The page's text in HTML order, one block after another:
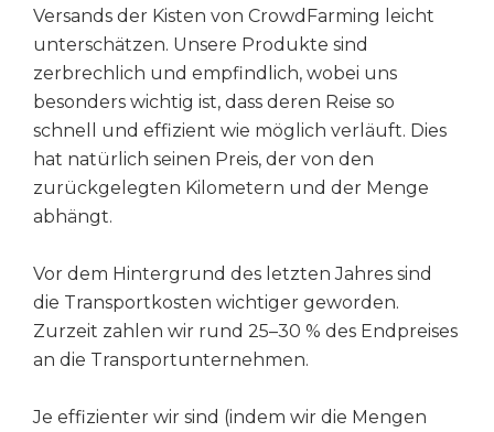
Versands der Kisten von CrowdFarming leicht
unterschätzen. Unsere Produkte sind
zerbrechlich und empfindlich, wobei uns
besonders wichtig ist, dass deren Reise so
schnell und effizient wie möglich verläuft. Dies
hat natürlich seinen Preis, der von den
zurückgelegten Kilometern und der Menge
abhängt.
Vor dem Hintergrund des letzten Jahres sind
die Transportkosten wichtiger geworden.
Zurzeit zahlen wir rund 25–30 % des Endpreises
an die Transportunternehmen.
Je effizienter wir sind (indem wir die Mengen